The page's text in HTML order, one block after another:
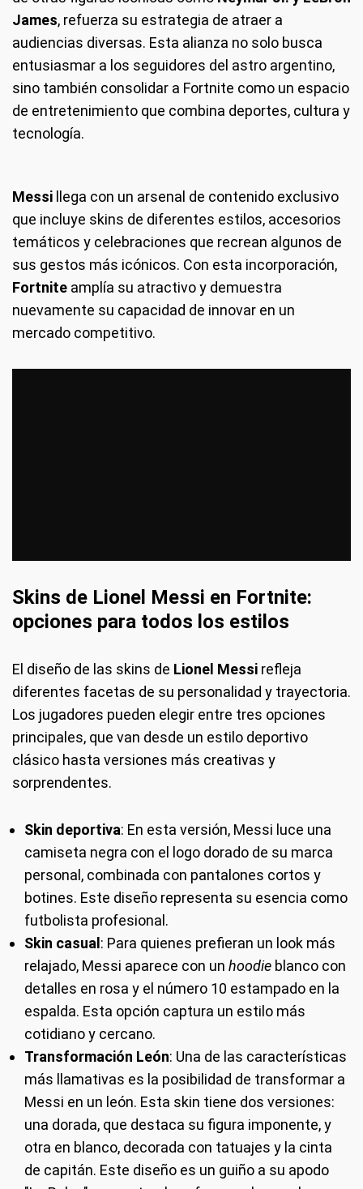
James, refuerza su estrategia de atraer a
audiencias diversas. Esta alianza no solo busca
entusiasmar a los seguidores del astro argentino,
sino también consolidar a Fortnite como un espacio
de entretenimiento que combina deportes, cultura y
tecnología.
Messi
llega con un arsenal de contenido exclusivo
que incluye skins de diferentes estilos, accesorios
temáticos y celebraciones que recrean algunos de
sus gestos más icónicos. Con esta incorporación,
Fortnite amplía su atractivo y demuestra
nuevamente su capacidad de innovar en un
mercado competitivo.
Skins de Lionel Messi en Fortnite:
opciones para todos los estilos
El diseño de las skins de Lionel Messi refleja
diferentes facetas de su personalidad y trayectoria.
Los jugadores pueden elegir entre tres opciones
principales, que van desde un estilo deportivo
clásico hasta versiones más creativas y
sorprendentes.
Skin deportiva: En esta versión, Messi luce una
camiseta negra con el logo dorado de su marca
personal, combinada con pantalones cortos y
botines. Este diseño representa su esencia como
futbolista profesional.
Skin casual : Para quienes prefieran un look más
relajado, Messi aparece con un hoodie blanco con
detalles en rosa y el número 10 estampado en la
espalda. Esta opción captura un estilo más
cotidiano y cercano.
Transformación León: Una de las características
más llamativas es la posibilidad de transformar a
Messi en un león. Esta skin tiene dos versiones:
una dorada, que destaca su figura imponente, y
otra en blanco, decorada con tatuajes y la cinta
de capitán. Este diseño es un guiño a su apodo